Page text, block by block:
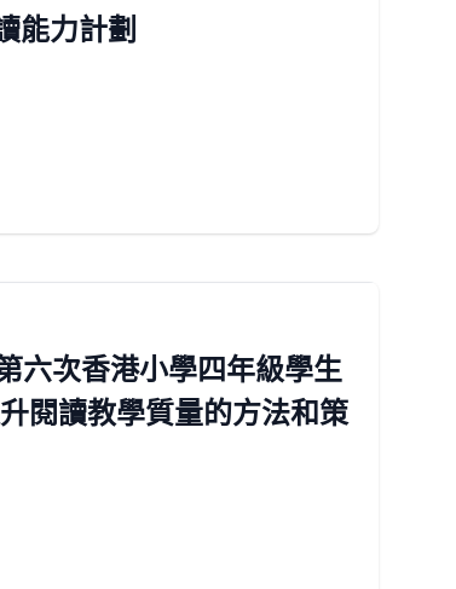
能力計劃
六次香港小學四年級學生
閱讀教學質量的方法和策